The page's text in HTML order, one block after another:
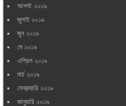
আগস্ট ২০১৯
জুলাই ২০১৯
জুন ২০১৯
মে ২০১৯
এপ্রিল ২০১৯
মার্চ ২০১৯
ফেব্রুয়ারি ২০১৯
জানুয়ারি ২০১৯